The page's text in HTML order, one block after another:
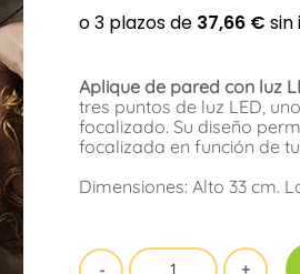
Aplique de pared con luz
tres puntos de luz LED,
focalizado. Su diseño
focalizada en función de
Dimensiones: Alto 33 cm.